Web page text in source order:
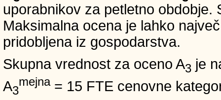
uporabnikov za petletno obdobje.
Maksimalna ocena je lahko
pridobljena iz gospodarstva.
Skupna vrednost za oceno A3 je
A3
mejna= 15 FTE cenovne